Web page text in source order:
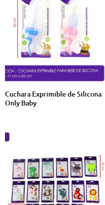
Cuchara Exprimible de Silicona
Only Baby